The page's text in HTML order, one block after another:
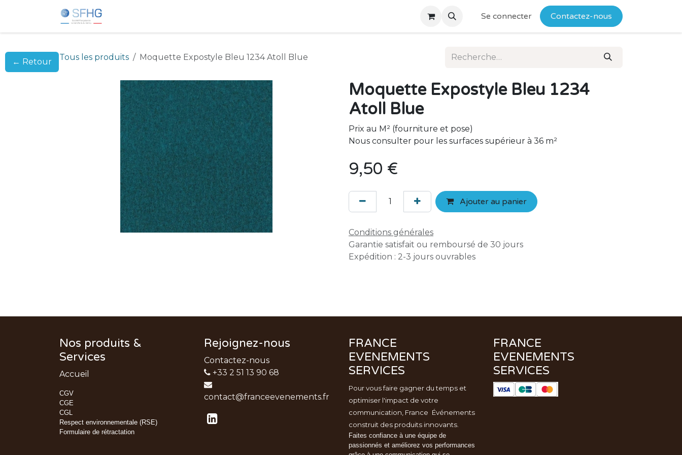
Se connecter Contactez-nous
← Retour Tous les produits Moquette Expostyle Bleu 1234 Atoll Blue
Moquette Expostyle Bleu 1234
Atoll Blue
Prix au M² (fourniture et pose)
Nous consulter pour les surfaces supérieur à 36 m²
9,50 €
Ajouter au panier
Conditions générales
Garantie satisfait ou remboursé de 30 jours
Expédition : 2-3 jours ouvrables
Nos produits &
Services
Accueil
CGV
CGE
CGL
Respect environnementale (RSE)
Formulaire de rétractation
Rejoignez-nous
Contactez-nous
+33 2 51 13 90 68
contact@franceevenements.fr
FRANCE
EVENEMENTS
SERVICES
Pour vous faire gagner du temps et
optimiser l'impact de votre
communication, France Événements
construit des produits innovants.
Faites confiance à une équipe de
passionnés et améliorez vos performances
FRANCE
EVENEMENTS
SERVICES